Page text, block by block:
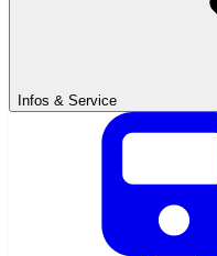
Infos & Service